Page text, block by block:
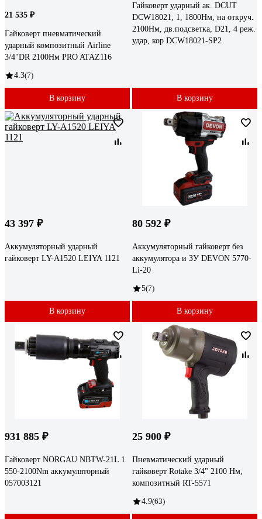
21 535 ₽
Гайковерт пневматический
ударный композитный Airline
3/4"DR 2100Нм PRO ATAZ116
4.3(7)
В корзину
Гайковерт ударный ак. DCUT
DCW18021, 1, 1800Нм, на откруч.
2100Нм, дв.подсветка, D21, 4 реж.
удар, кор DCW18021-SP2
В корзину
43 397 ₽
Аккумуляторный ударный
гайковерт LY-A1520 LEIYA 1121
В корзину
80 592 ₽
Аккумуляторный гайковерт без
аккумулятора и ЗУ DEVON 5770-
Li-20
5(7)
В корзину
931 885 ₽
Гайковерт NORGAU NBTW-21L 1
550-2100Nm аккумуляторный
057003121
25 900 ₽
Пневматический ударный
гайковерт Rotake 3/4" 2100 Нм,
композитный RT-5571
4.9(63)